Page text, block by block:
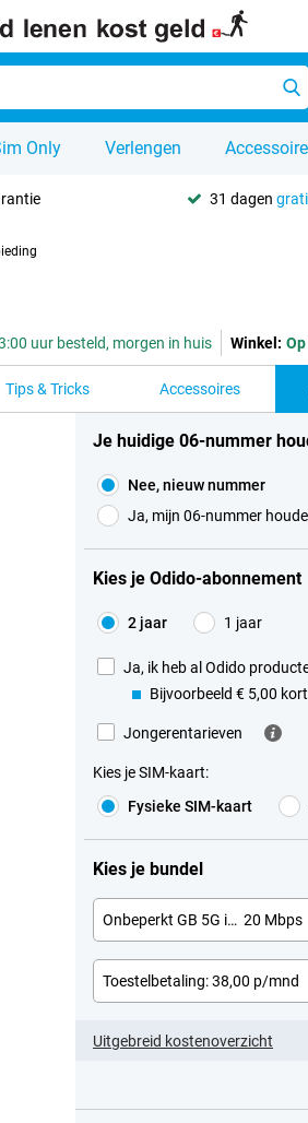
Only Verlengen
31 dagen
uur besteld, morgen in huis Winkel:
Tips & Tricks Accessoires
Je huidige 06-nummer
Nee, nieuw nummer
Ja, mijn 06-nummer
Kies je Odido-abonnement
2 jaar 1 jaar
Ja, ik heb al Odido
Bijvoorbeeld € 5,00
Jongerentarieven
Kies je SIM-kaart:
Fysieke SIM-kaart
Kies je bundel
Onbeperkt GB 5G in NL 20 Mbps
Toestelbetaling: 38,00 p/mnd
Uitgebreid kostenoverzicht